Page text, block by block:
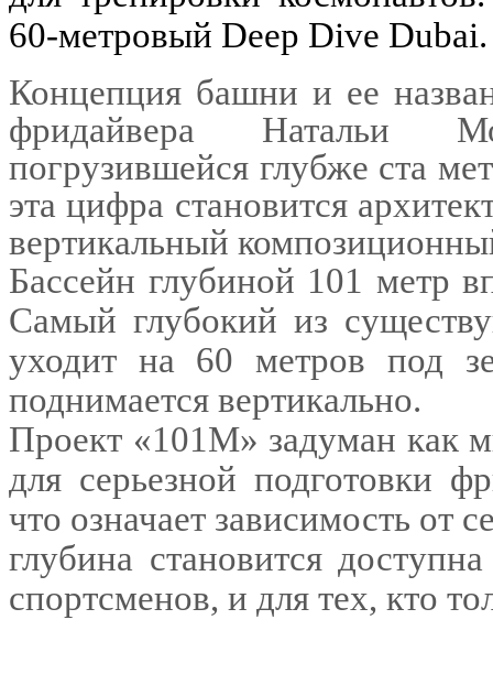
60-метровый Deep Dive Dubai.
Концепция башни и ее
фридайвера Натальи
погрузившейся глубже ста
эта цифра становится
вертикальный
Бассейн глубиной 101 метр
Самый глубокий из
уходит на 60 метров под
поднимается вертикально.
Проект «101M» задуман как
для серьезной подготовки
что означает зависимость от
глубина становится
спортсменов, и для тех, кто